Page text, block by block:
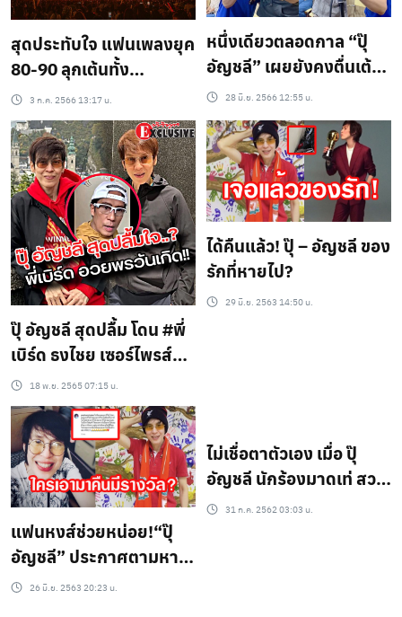
สุดประทับใจ แฟนเพลงยุค
80-90 ลุกเต้นทั้ง
คอนเสิร์ตด้วยความคิดถึง
3 ก.ค. 2566 13:17 น.
หนึ่งเดียวตลอดกาล “ปุ๊
อัญชลี” เผยยังคงตื่นเต้น
ทุกครั้งที่จับไมค์ขึ้นทุกเวที
คอนเสิร์ต
28 มิ.ย. 2566 12:55 น.
ปุ๊ อัญชลี สุดปลื้ม โดน #พี่
เบิร์ด ธงไชย เซอร์ไพรส์วัน
เกิด แบบนี้(ชมคลิป)
18 พ.ย. 2565 07:15 น.
ได้คืนแล้ว! ปุ๊ – อัญชลี ของ
รักที่หายไป?
29 มิ.ย. 2563 14:50 น.
แฟนหงส์ช่วยหน่อย!“ปุ๊
อัญชลี” ประกาศตามหา
ใครเอามาคืนมีรางวัล?
26 มิ.ย. 2563 20:23 น.
ไม่เชื่อตาตัวเอง เมื่อ ปุ๊
อัญชลี นักร้องมาดเท่ สวม
ชุดว่ายน้ำออกสื่อครั้ง
31 ก.ค. 2562 03:03 น.